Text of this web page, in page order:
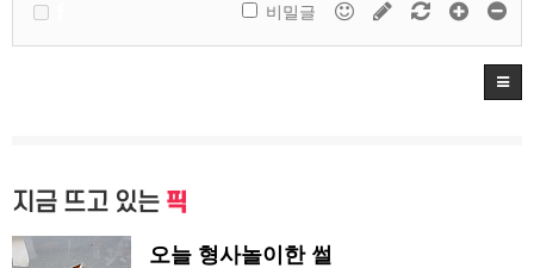
비밀글
지금 뜨고 있는 픽
오늘 형사놀이한 썰